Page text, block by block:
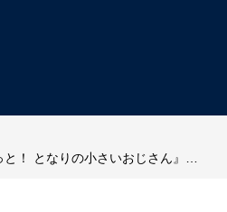
セックスの神髄〜「最高の幸せ」
！ となりの小さいおじさん』を
んを失った人、できなかった人